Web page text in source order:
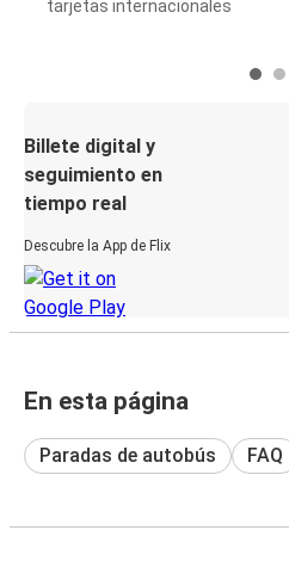
tarjetas internacionales
Billete digital y
seguimiento en
tiempo real
Descubre la App de Flix
En esta página
Paradas de autobús FAQ